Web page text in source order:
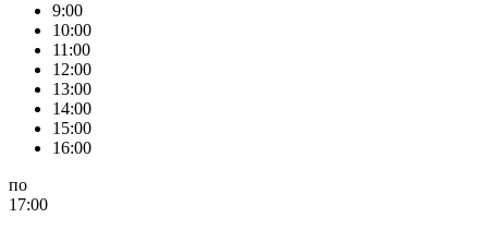
9:00
10:00
11:00
12:00
13:00
14:00
15:00
16:00
по
17:00